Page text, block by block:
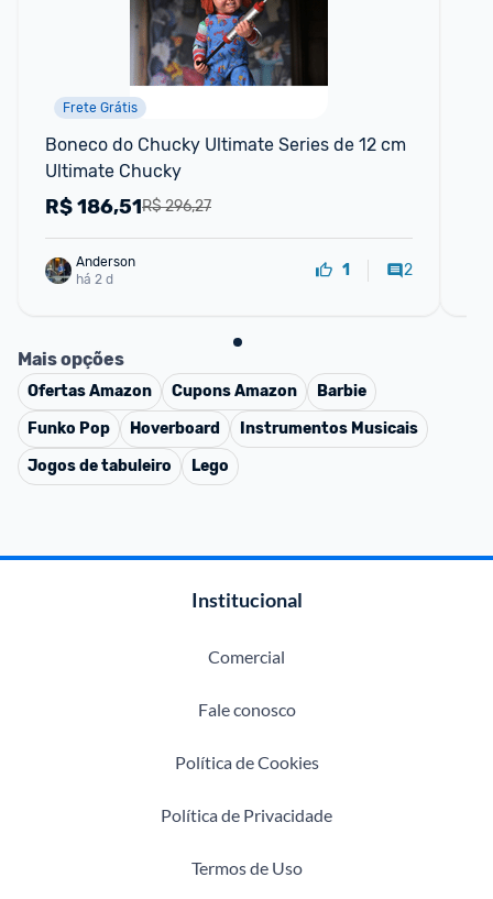
Frete Grátis
Boneco do Chucky Ultimate Series de 12 cm
Ultimate Chucky
R$ 296,27
R$186,51
Anderson
há 2 d
1 2
Mais opções
OfertasAmazon CuponsAmazon
Barbie
Funko Pop
Hoverboard
Instrumentos Musicais
Jogos de tabuleiro
Lego
Institucional
Comercial
Fale conosco
Política de Cookies
Política de Privacidade
Termos de Uso